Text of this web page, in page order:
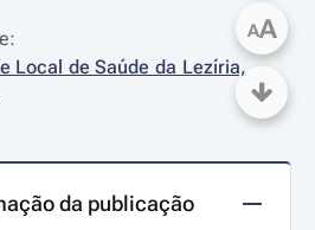
Local de Saúde da Lezíria,
da publicação
AA